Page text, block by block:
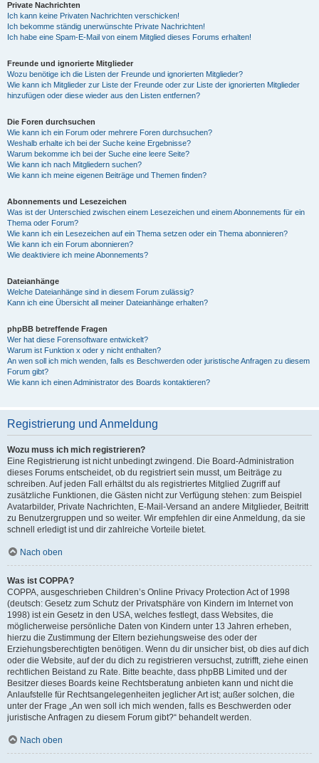
Private Nachrichten
Ich kann keine Privaten Nachrichten verschicken!
Ich bekomme ständig unerwünschte Private Nachrichten!
Ich habe eine Spam-E-Mail von einem Mitglied dieses Forums erhalten!
Freunde und ignorierte Mitglieder
Wozu benötige ich die Listen der Freunde und ignorierten Mitglieder?
Wie kann ich Mitglieder zur Liste der Freunde oder zur Liste der ignorierten Mitglieder
hinzufügen oder diese wieder aus den Listen entfernen?
Die Foren durchsuchen
Wie kann ich ein Forum oder mehrere Foren durchsuchen?
Weshalb erhalte ich bei der Suche keine Ergebnisse?
Warum bekomme ich bei der Suche eine leere Seite?
Wie kann ich nach Mitgliedern suchen?
Wie kann ich meine eigenen Beiträge und Themen finden?
Abonnements und Lesezeichen
Was ist der Unterschied zwischen einem Lesezeichen und einem Abonnements für ein
Thema oder Forum?
Wie kann ich ein Lesezeichen auf ein Thema setzen oder ein Thema abonnieren?
Wie kann ich ein Forum abonnieren?
Wie deaktiviere ich meine Abonnements?
Dateianhänge
Welche Dateianhänge sind in diesem Forum zulässig?
Kann ich eine Übersicht all meiner Dateianhänge erhalten?
phpBB betreffende Fragen
Wer hat diese Forensoftware entwickelt?
Warum ist Funktion x oder y nicht enthalten?
An wen soll ich mich wenden, falls es Beschwerden oder juristische Anfragen zu diesem
Forum gibt?
Wie kann ich einen Administrator des Boards kontaktieren?
Registrierung und Anmeldung
Wozu muss ich mich registrieren?
Eine Registrierung ist nicht unbedingt zwingend. Die Board-Administration
dieses Forums entscheidet, ob du registriert sein musst, um Beiträge zu
schreiben. Auf jeden Fall erhältst du als registriertes Mitglied Zugriff auf
zusätzliche Funktionen, die Gästen nicht zur Verfügung stehen: zum Beispiel
Avatarbilder, Private Nachrichten, E-Mail-Versand an andere Mitglieder, Beitritt
zu Benutzergruppen und so weiter. Wir empfehlen dir eine Anmeldung, da sie
schnell erledigt ist und dir zahlreiche Vorteile bietet.
Nach oben
Was ist COPPA?
COPPA, ausgeschrieben Children’s Online Privacy Protection Act of 1998
(deutsch: Gesetz zum Schutz der Privatsphäre von Kindern im Internet von
1998) ist ein Gesetz in den USA, welches festlegt, dass Websites, die
möglicherweise persönliche Daten von Kindern unter 13 Jahren erheben,
hierzu die Zustimmung der Eltern beziehungsweise des oder der
Erziehungsberechtigten benötigen. Wenn du dir unsicher bist, ob dies auf dich
oder die Website, auf der du dich zu registrieren versuchst, zutrifft, ziehe einen
rechtlichen Beistand zu Rate. Bitte beachte, dass phpBB Limited und der
Besitzer dieses Boards keine Rechtsberatung anbieten kann und nicht die
Anlaufstelle für Rechtsangelegenheiten jeglicher Art ist; außer solchen, die
unter der Frage „An wen soll ich mich wenden, falls es Beschwerden oder
juristische Anfragen zu diesem Forum gibt?“ behandelt werden.
Nach oben